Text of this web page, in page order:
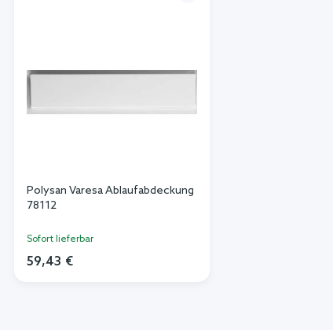
Polysan Varesa Ablaufabdeckung
78112
Sofort lieferbar
59,43 €